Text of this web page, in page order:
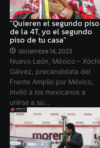
“Quieren el segundo piso
de la 4T, yo el segundo
piso de tu casa”
diciembre 14, 2023
Nuevo León, México –
Gálvez, precandidata del
Frente Amplio por México,
invitó a los mexicanos a
unirse a su...